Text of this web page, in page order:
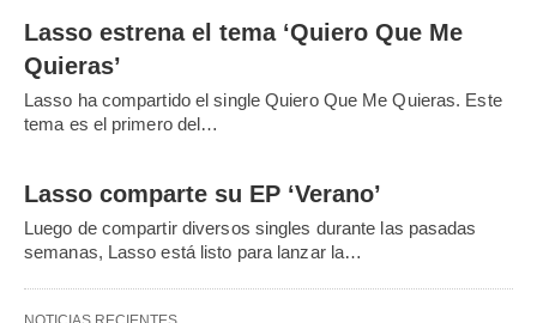
Lasso estrena el tema ‘Quiero Que Me
Quieras’
Lasso ha compartido el single Quiero Que Me Quieras. Este
tema es el primero del…
Lasso comparte su EP ‘Verano’
Luego de compartir diversos singles durante las pasadas
semanas, Lasso está listo para lanzar la…